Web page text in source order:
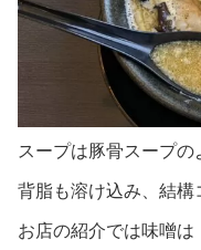
スープは豚骨スープの
背脂も溶け込み、結構
お店の紹介では味噌